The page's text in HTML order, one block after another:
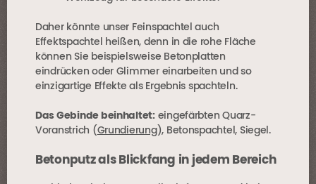
Daher könnte unser Feinspachtel auch
Effektspachtel heißen, denn in die rohe Fläche
können Sie beispielsweise Betonplatten
eindrücken oder Glimmer einarbeiten und so
einzigartige Effekte als Ergebnis spachteln.
Das Gebinde beinhaltet:eingefärbten Quarz-
Voranstrich (Grundierung), Betonspachtel, Siegel.
Betonputz als Blickfang in jedem Bereich